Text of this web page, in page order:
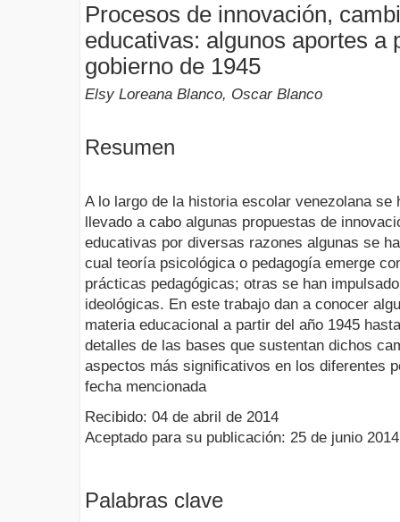
Procesos de innovación,
educativas: algunos aportes a
gobierno de 1945
Elsy Loreana Blanco, Oscar Blanco
Resumen
A lo largo de la historia escolar venezolana se
llevado a cabo algunas propuestas de
educativas por diversas razones algunas se
cual teoría psicológica o pedagogía emerge
prácticas pedagógicas; otras se han
ideológicas. En este trabajo dan a conocer
materia educacional a partir del año 1945
detalles de las bases que sustentan dichos
aspectos más significativos en los diferentes
fecha mencionada
Recibido: 04 de abril de 2014
Aceptado para su publicación: 25 de junio 2014
Palabras clave